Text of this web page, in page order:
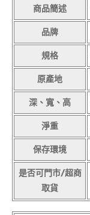
商品簡述
品牌
規格
原產地
深、寬、高
淨重
保存環境
是否可門市/超商
取貨